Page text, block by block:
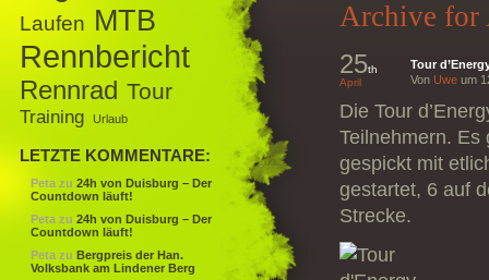
Archive for
25th
April
Tour
Von Uwe um
Die Tour
Teilnehmern. Es
gespickt mit
gestartet, 6 auf
Strecke.
Laufen MTB
Rennbericht
Rennrad Tour
Training Urlaub
LETZTE KOMMENTARE:
Peta zu 24h von Duisburg – Der
Countdown läuft!
Peta zu 24h von Duisburg – Der
Countdown läuft!
Peta zu Bergpreis der Han.
Volksbank am Lindener Berg